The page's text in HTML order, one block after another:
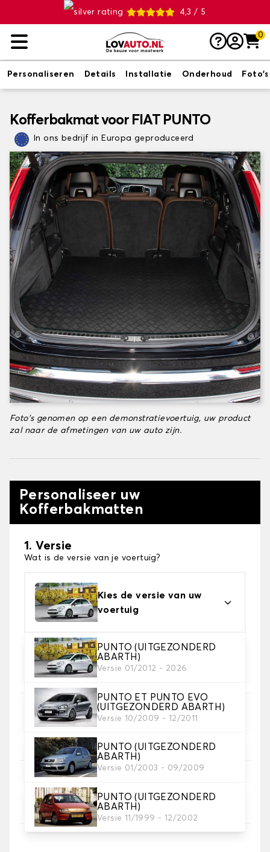
4,3 / 5
0
Personaliseren Details Installatie Onderhoud Foto's
Kofferbakmat voor FIAT PUNTO
In ons bedrijf in Europa geproduceerd
Foto's genomen op een demonstratievoertuig, uw product
zal naar de afmetingen van uw auto zijn.
Personaliseer uw
Kofferbakmatten
1. Versie
Wat is de versie van je voertuig?
Kies de versie van uw
voertuig
PUNTO (UITGEZONDERD
ABARTH)
Versie 01/2012 - 2026
PUNTO ET PUNTO EVO
(UITGEZONDERD ABARTH)
Versie 10/2009 - 12/2011
PUNTO (UITGEZONDERD
ABARTH)
Versie 01/2003 - 09/2009
PUNTO (UITGEZONDERD
ABARTH)
Versie 11/1999 - 12/2002
2. Materiaal
Kies het materiaal van uw kofferbakmat
3. Tapijt kleuren
Kies de kleur van je tapijt kofferruimte.
Kies het materiaal voor de riem.